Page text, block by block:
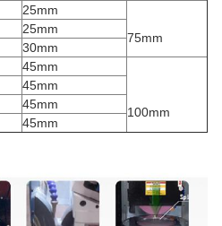
25mm
75mm
25mm
30mm
45mm
100mm
45mm
45mm
45mm